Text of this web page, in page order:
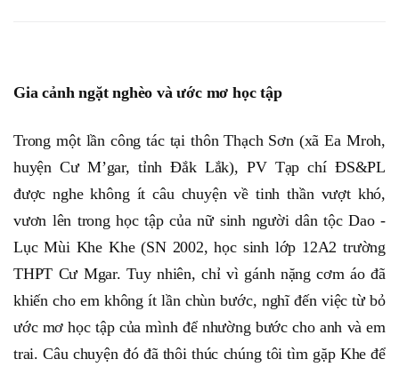
Gia cảnh ngặt nghèo và ước mơ học tập
Trong một lần công tác tại thôn Thạch Sơn (xã Ea Mroh,
huyện Cư M’gar, tỉnh Đắk Lắk), PV Tạp chí ĐS&PL
được nghe không ít câu chuyện về tinh thần vượt khó,
vươn lên trong học tập của nữ sinh người dân tộc Dao -
Lục Mùi Khe Khe (SN 2002, học sinh lớp 12A2 trường
THPT Cư Mgar. Tuy nhiên, chỉ vì gánh nặng cơm áo đã
khiến cho em không ít lần chùn bước, nghĩ đến việc từ bỏ
ước mơ học tập của mình để nhường bước cho anh và em
trai. Câu chuyện đó đã thôi thúc chúng tôi tìm gặp Khe để